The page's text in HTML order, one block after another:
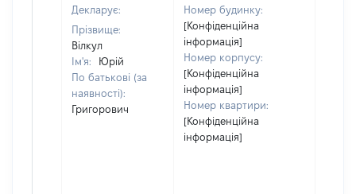
Декларує:
Прізвище:
Вілкул
Ім'я:
Юрій
По батькові (за
наявності):
Григорович
Номер будинку:
[Конфіденційна
інформація]
Номер корпусу:
[Конфіденційна
інформація]
Номер квартири:
[Конфіденційна
інформація]